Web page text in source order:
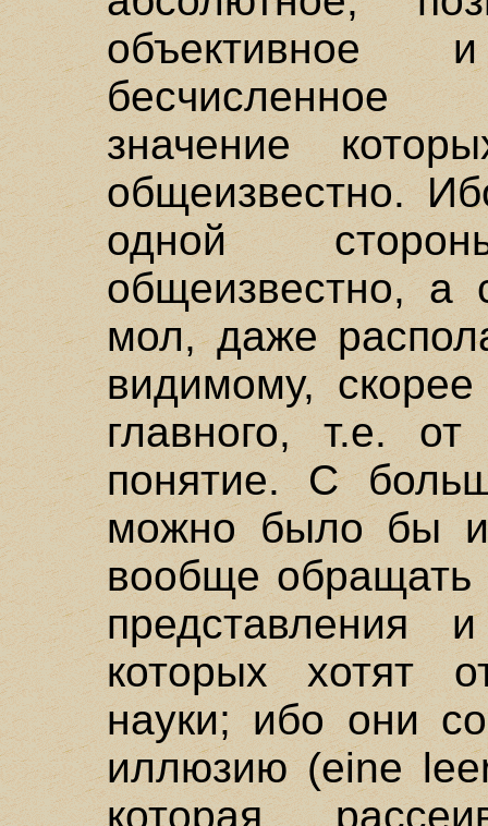
объективное
бесчисленное
значение
общеизвестно.
одной
общеизвестно, а
мол, даже
видимому,
главного, т.е.
понятие. С
можно было бы
вообще
которых хотят
науки; ибо они
иллюзию (eine
которая